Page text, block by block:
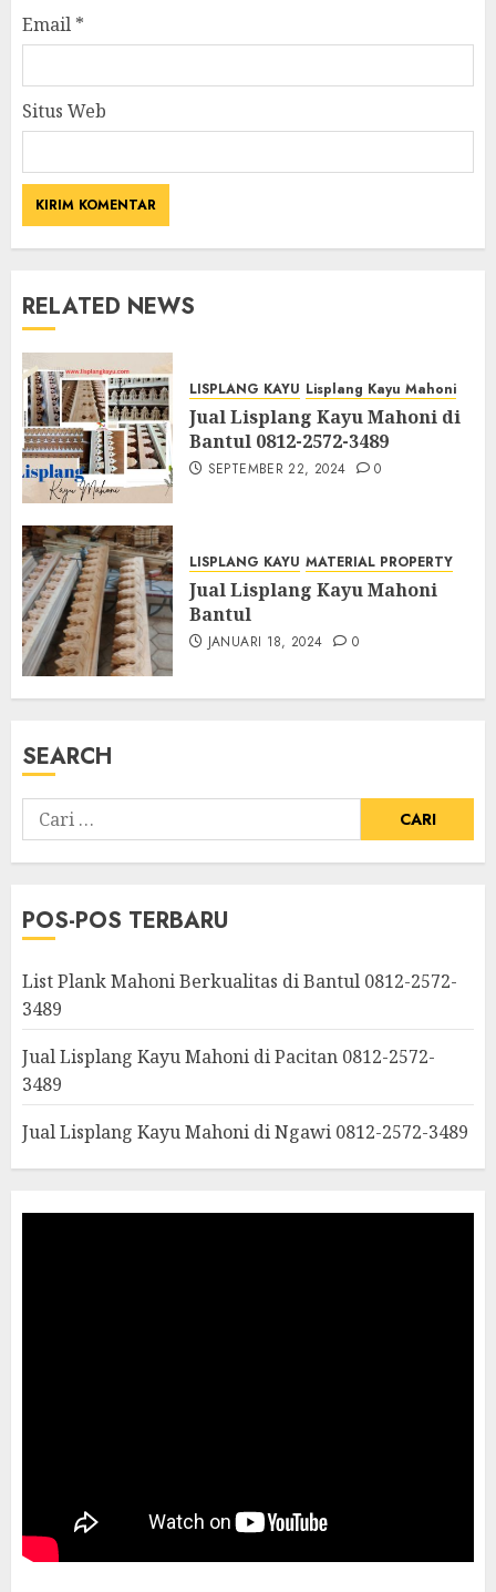
Email *
Situs Web
RELATED NEWS
LISPLANG KAYU Lisplang Kayu Mahoni
Jual Lisplang Kayu Mahoni di
Bantul 0812-2572-3489
SEPTEMBER 22, 2024 0
LISPLANG KAYU MATERIAL PROPERTY
Jual Lisplang Kayu Mahoni
Bantul
JANUARI 18, 2024 0
SEARCH
POS-POS TERBARU
List Plank Mahoni Berkualitas di Bantul 0812-2572-
3489
Jual Lisplang Kayu Mahoni di Pacitan 0812-2572-
3489
Jual Lisplang Kayu Mahoni di Ngawi 0812-2572-3489